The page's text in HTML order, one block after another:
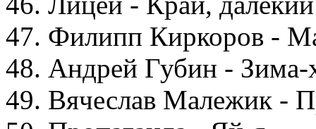
47. Филипп Киркоров -
48. Андрей Губин - Зима-
49. Вячеслав Малежик -